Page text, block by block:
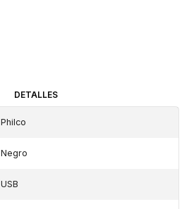
DETALLES
Philco
Negro
USB